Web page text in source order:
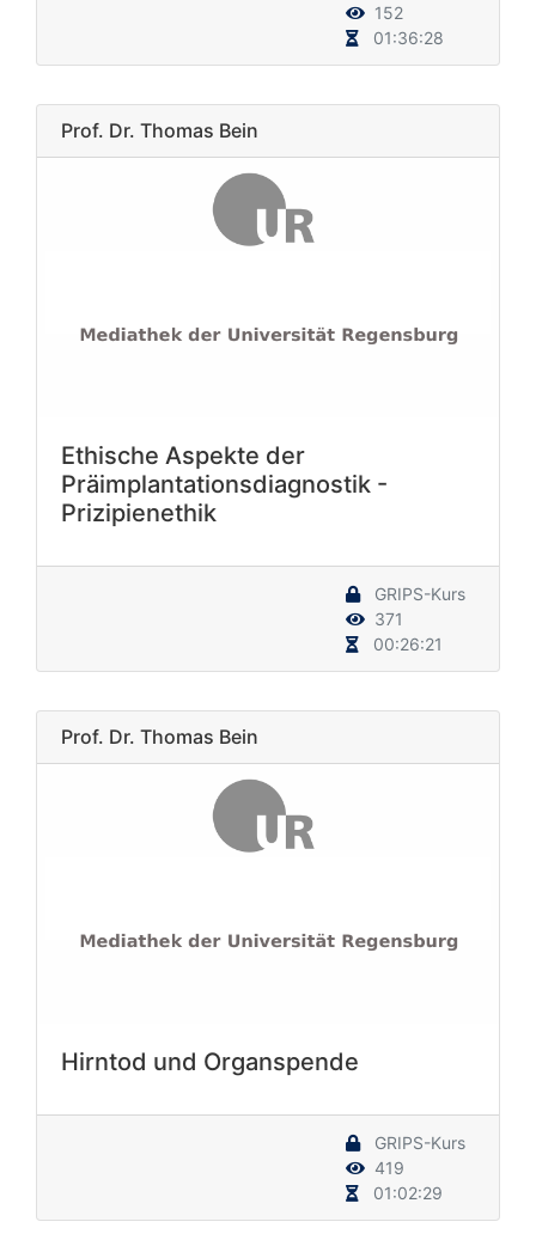
152
01:36:28
Prof. Dr. Thomas Bein
Ethische Aspekte der
Präimplantationsdiagnostik -
Prizipienethik
GRIPS-Kurs
371
00:26:21
Prof. Dr. Thomas Bein
Hirntod und Organspende
GRIPS-Kurs
419
01:02:29